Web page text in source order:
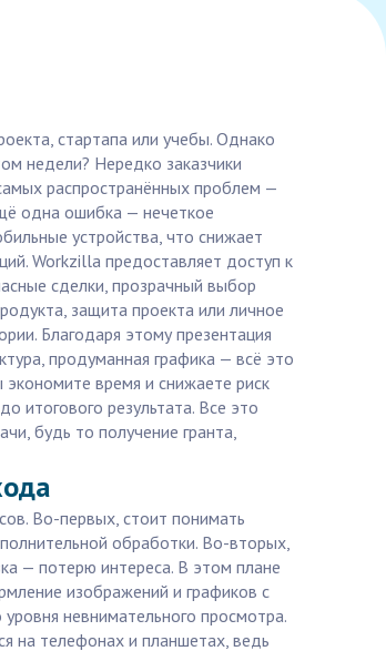
стартапа или учебы. Однако
недели? Нередко заказчики
распространённых проблем —
одна ошибка — нечеткое
устройства, что снижает
Workzilla предоставляет доступ к
сделки, прозрачный выбор
защита проекта или личное
Благодаря этому презентация
продуманная графика — всё это
время и снижаете риск
итогового результата. Все это
будь то получение гранта,
Во-первых, стоит понимать
обработки. Во-вторых,
— потерю интереса. В этом плане
изображений и графиков с
невнимательного просмотра.
на телефонах и планшетах, ведь